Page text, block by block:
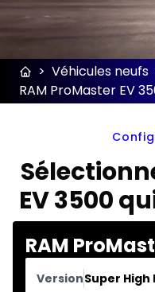
> Véhicules neufs
EV 3500
RAM
VersionSuper High